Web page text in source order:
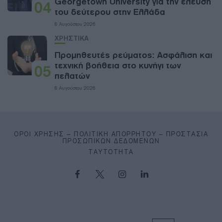
04 του δεύτερου στην Ελλάδα
8 Αυγούστου 2026
05
ΧΡΗΣΤΙΚΑ
Προμηθευτές ρεύματος: Ασφάλιση και
τεχνική βοήθεια στο κυνήγι των
πελατών
8 Αυγούστου 2026
ΌΡΟΙ ΧΡΉΣΗΣ – ΠΟΛΙΤΙΚΉ ΑΠΟΡΡΉΤΟΥ – ΠΡΟΣΤΑΣΊΑ
ΠΡΟΣΩΠΙΚΏΝ ΔΕΔΟΜΈΝΩΝ
ΤΑΥΤΌΤΗΤΑ